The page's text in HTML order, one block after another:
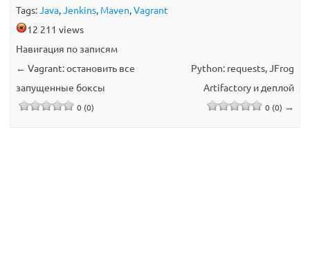
Tags:Java,Jenkins, Maven,Vagrant
12 211 views
Навигация по записям
← Vagrant: остановить все
запущенные боксы
0 (0)
Python: requests, JFrog
Artifactory и деплой
0 (0) →